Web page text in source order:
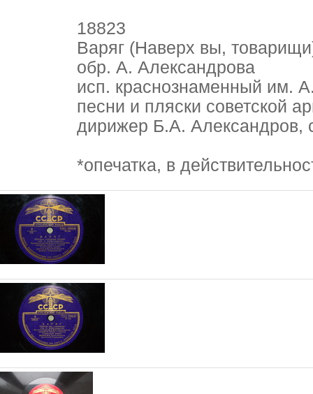
18823
Варяг (Наверх вы,
обр. А. Александрова
исп. краснознаменный им.
песни и пляски советской
дирижер Б.А. Александров,
*опечатка, в